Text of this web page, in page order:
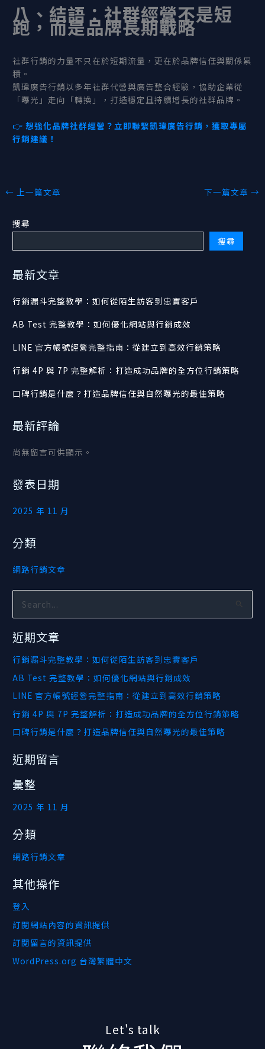
八、結語：社群經營不是短
跑，而是品牌長期戰略
社群行銷的力量不只在於短期流量，更在於品牌信任與關係累
積。
凱瑋廣告行銷以多年社群代營與廣告整合經驗，協助企業從
「曝光」走向「轉換」，打造穩定且持續增長的社群品牌。
👉想強化品牌社群經營？立即聯繫凱瑋廣告行銷，獲取專屬
行銷建議！
← 上一篇文章 下一篇文章 →
搜尋
搜尋
最新文章
行銷漏斗完整教學：如何從陌生訪客到忠實客戶
AB Test 完整教學：如何優化網站與行銷成效
LINE 官方帳號經營完整指南：從建立到高效行銷策略
行銷 4P 與 7P 完整解析：打造成功品牌的全方位行銷策略
口碑行銷是什麼？打造品牌信任與自然曝光的最佳策略
最新評論
尚無留言可供顯示。
發表日期
2025 年 11 月
分類
網路行銷文章
尋
關
鍵
:
近期文章
行銷漏斗完整教學：如何從陌生訪客到忠實客戶
AB Test 完整教學：如何優化網站與行銷成效
LINE 官方帳號經營完整指南：從建立到高效行銷策略
行銷 4P 與 7P 完整解析：打造成功品牌的全方位行銷策略
口碑行銷是什麼？打造品牌信任與自然曝光的最佳策略
近期留言
彙整
2025 年 11 月
分類
網路行銷文章
其他操作
登入
訂閱網站內容的資訊提供
訂閱留言的資訊提供
WordPress.org 台灣繁體中文
Let's talk